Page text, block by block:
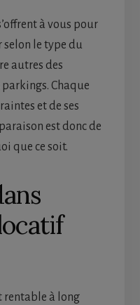
à vous pour
selon le type du
autres des
Chaque
et de ses
est donc de
que ce soit.
rentable à long